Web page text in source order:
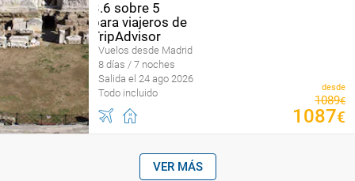
Vuelos desde Madrid
8 días / 7 noches
Salida el 24 ago 2026
Todo incluido
desde
1089€
1087€
VER MÁS